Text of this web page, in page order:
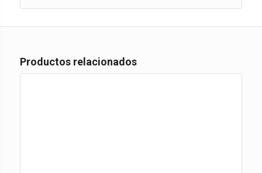
Productos relacionados